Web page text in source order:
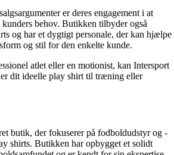
er deres engagement i at
behov. Butikken tilbyder også
og har et dygtigt personale, der kan hjælpe
og stil for den enkelte kunde.
atlet eller en motionist, kan Intersport
dit ideelle play shirt til træning eller
butik, der fokuserer på fodboldudstyr og -
shirts. Butikken har opbygget et solidt